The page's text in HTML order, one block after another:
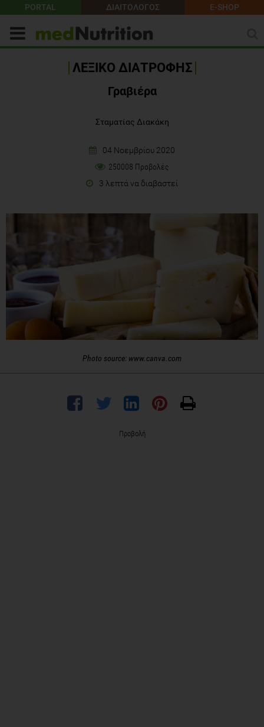
PORTAL ΔΙΑΙΤΟΛΟΓΟΣ E-SHOP
ΛΕΞΙΚΟ ΔΙΑΤΡΟΦΗΣ
Γραβιέρα
Σταματίας Διακάκη
04 Νοεμβρίου 2020
250008 Προβολές
3 λεπτά να διαβαστεί
Photo source: www.canva.com
Προβολή